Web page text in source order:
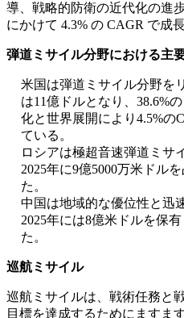
導、戦略的防衛の近代化の進
にかけて 4.3% の CAGR で成
弾道ミサイル分野における主
米国は弾道ミサイル分野を
は11億ドルとなり、38.6%
化と世界展開により4.5%の
ている。
ロシアは極超音速弾道ミサ
2025年に9億5000万米ドル
た。
中国は地域的な優位性と迅
2025年には8億米ドルを保
た。
巡航ミサイル
巡航ミサイルは、戦術任務と
目標を達成するためにますま